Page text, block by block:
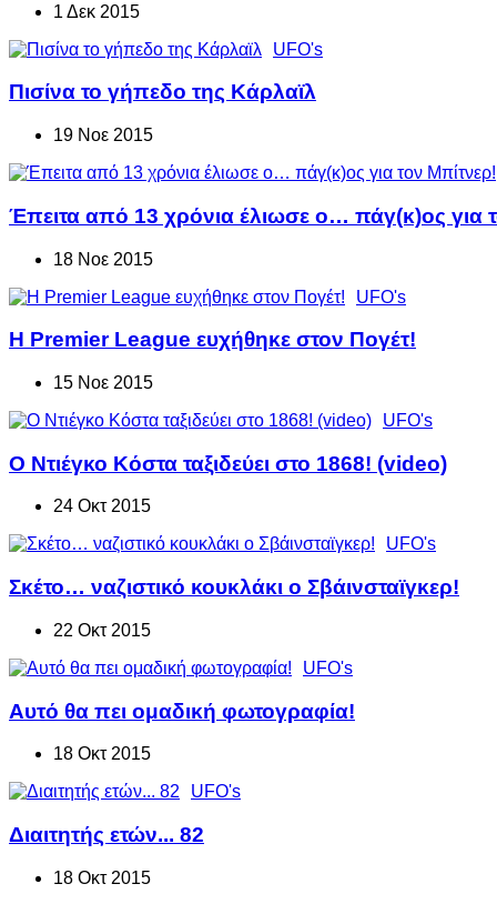
1 Δεκ 2015
UFO's
Πισίνα το γήπεδο της Κάρλαϊλ
19 Νοε 2015
Έπειτα από 13 χρόνια έλιωσε ο… πάγ(κ)ος για
18 Νοε 2015
UFO's
H Premier League ευχήθηκε στον Πογέτ!
15 Νοε 2015
UFO's
Ο Ντιέγκο Κόστα ταξιδεύει στο 1868! (video)
24 Οκτ 2015
UFO's
Σκέτο… ναζιστικό κουκλάκι ο Σβάινσταϊγκερ!
22 Οκτ 2015
UFO's
Αυτό θα πει ομαδική φωτογραφία!
18 Οκτ 2015
UFO's
Διαιτητής ετών... 82
18 Οκτ 2015